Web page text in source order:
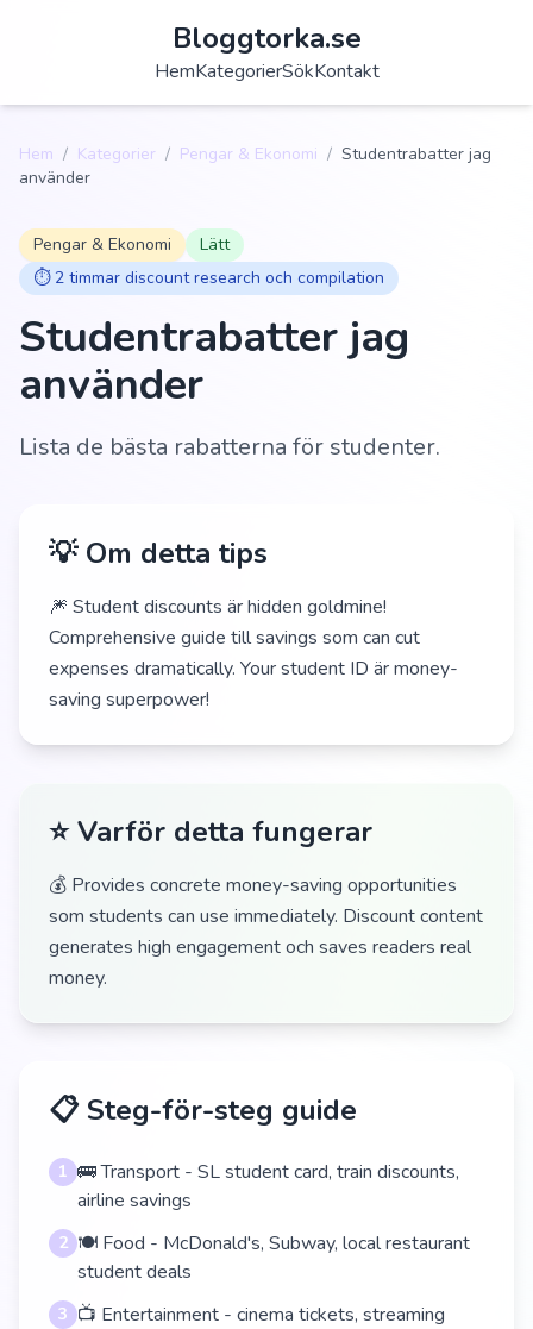
Bloggtorka.se
HemKategorierSökKontakt
Hem / Kategorier / Pengar & Ekonomi / Studentrabatter jag
använder
Pengar & Ekonomi
Lätt
⏱️ 2 timmar discount research och compilation
Studentrabatter jag
använder
Lista de bästa rabatterna för studenter.
💡 Om detta tips
🎆 Student discounts är hidden goldmine!
Comprehensive guide till savings som can cut
expenses dramatically. Your student ID är money-
saving superpower!
⭐ Varför detta fungerar
💰 Provides concrete money-saving opportunities
som students can use immediately. Discount content
generates high engagement och saves readers real
money.
📋 Steg-för-steg guide
1 🚌 Transport - SL student card, train discounts,
airline savings
2 🍽️ Food - McDonald's, Subway, local restaurant
student deals
3 📺 Entertainment - cinema tickets, streaming